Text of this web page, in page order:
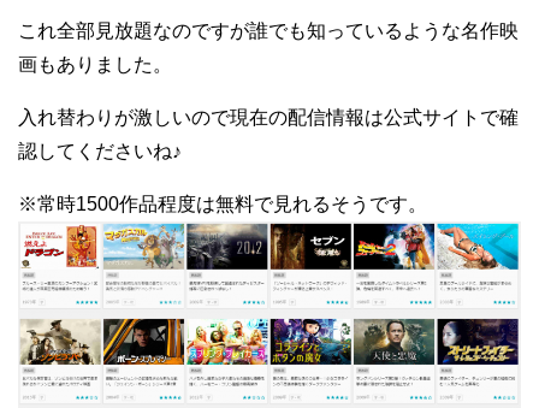
これ全部見放題なのですが誰でも知っているような名作映
画もありました。
入れ替わりが激しいので現在の配信情報は公式サイトで確
認してくださいね♪
※常時1500作品程度は無料で見れるそうです。